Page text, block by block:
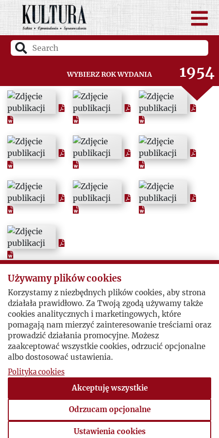
Wybierz rok wydania
1952
1953
1954
1955
1957
1958
1959
1961
1962
1963
1964
1966
1967
Używamy plików cookies
Korzystamy z niezbędnych plików cookies, aby strona
działała prawidłowo. Za Twoją zgodą używamy także
cookies analitycznych i marketingowych, które
pomagają nam mierzyć zainteresowanie treściami oraz
prowadzić działania promocyjne. Możesz
zaakceptować wszystkie cookies, odrzucić opcjonalne
albo dostosować ustawienia.
Polityka cookies
Akceptuję wszystkie
Odrzucam opcjonalne
Ustawienia cookies